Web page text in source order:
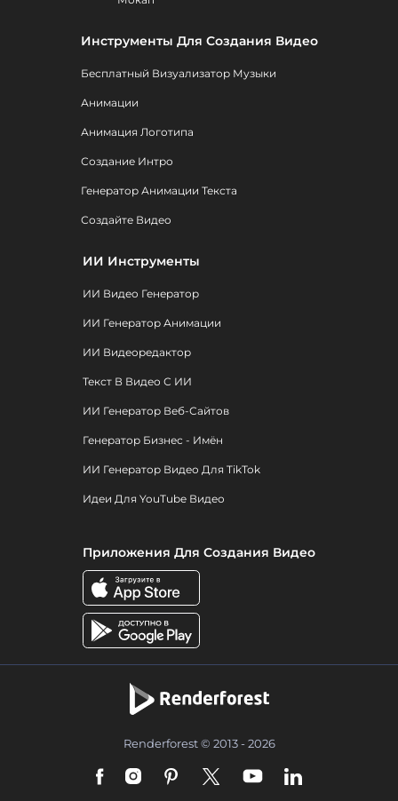
Инструменты Для Создания Видео
Бесплатный Визуализатор Музыки
Анимации
Анимация Логотипа
Создание Интро
Генератор Анимации Текста
Создайте Видео
ИИ Инструменты
ИИ Видео Генератор
ИИ Генератор Анимации
ИИ Видеоредактор
Текст В Видео С ИИ
ИИ Генератор Веб-Сайтов
Генератор Бизнес - Имён
ИИ Генератор Видео Для TikTok
Идеи Для YouTube Видео
Приложения Для Создания Видео
Renderforest © 2013 - 2026